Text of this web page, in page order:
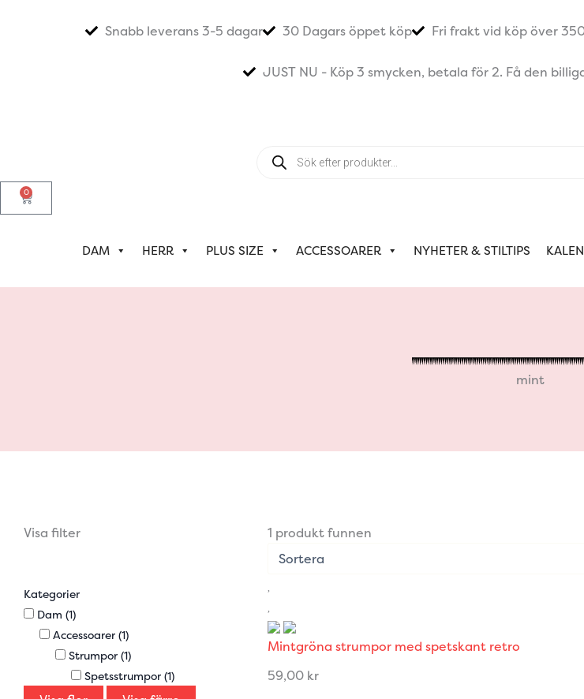
Snabb leverans 3-5 dagar 30 Dagars öppet köp Fri frakt vid köp över
JUST NU - Köp 3 smycken, betala för 2. Få den
search
0
Varukorg
DAM HERR PLUS SIZE ACCESSOARER NYHETER & STILTIPS
mint
Visa filter
Kategorier
Dam (1)
Accessoarer (1)
Strumpor (1)
Spetsstrumpor (1)
1 produkt funnen
Mintgröna strumpor med spetskant retro
59,00 kr